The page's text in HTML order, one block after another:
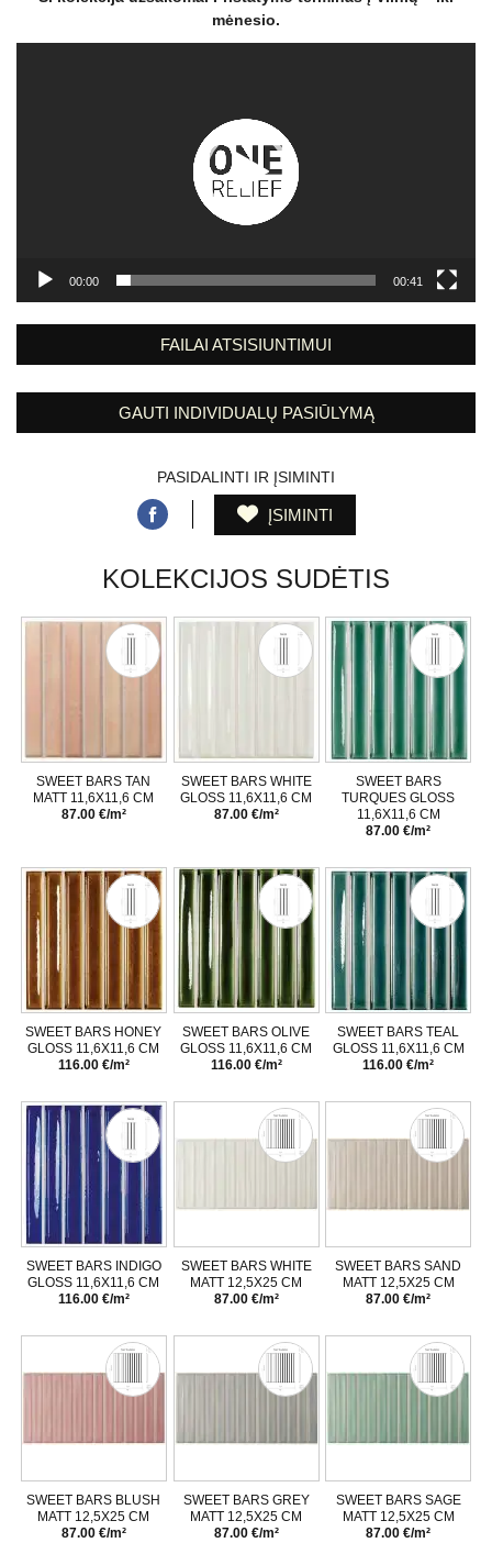
mėnesio.
00:00 00:41
FAILAI ATSISIUNTIMUI
GAUTI INDIVIDUALŲ PASIŪLYMĄ
PASIDALINTI IR ĮSIMINTI
ĮSIMINTI
KOLEKCIJOS SUDĖTIS
SWEET BARS TAN
MATT 11,6X11,6 CM
87.00 €/m²
SWEET BARS WHITE
GLOSS 11,6X11,6 CM
87.00 €/m²
SWEET BARS
TURQUES GLOSS
11,6X11,6 CM
87.00 €/m²
SWEET BARS HONEY
GLOSS 11,6X11,6 CM
116.00 €/m²
SWEET BARS OLIVE
GLOSS 11,6X11,6 CM
116.00 €/m²
SWEET BARS TEAL
GLOSS 11,6X11,6 CM
116.00 €/m²
SWEET BARS INDIGO
GLOSS 11,6X11,6 CM
116.00 €/m²
SWEET BARS WHITE
MATT 12,5X25 CM
87.00 €/m²
SWEET BARS SAND
MATT 12,5X25 CM
87.00 €/m²
SWEET BARS BLUSH
MATT 12,5X25 CM
87.00 €/m²
SWEET BARS GREY
MATT 12,5X25 CM
87.00 €/m²
SWEET BARS SAGE
MATT 12,5X25 CM
87.00 €/m²